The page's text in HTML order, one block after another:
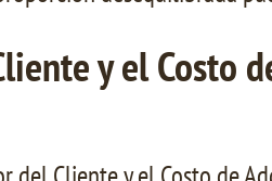
y el Costo